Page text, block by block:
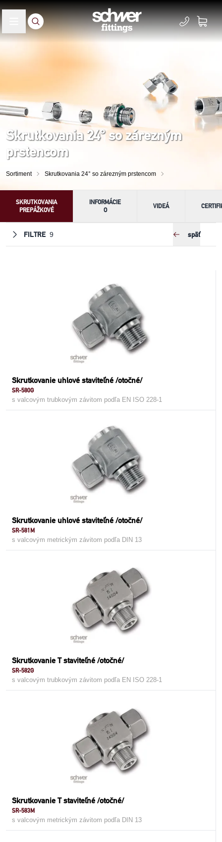
Skrutkovania 24° so zárezným
prstencom
Sortiment Skrutkovania 24° so zárezným prstencom
SKRUTKOVANIA
PREPÁŽKOVÉ
INFORMÁCIE
O
VIDEÁ
FILTRE 9 späť
Skrutkovanie uhlové staviteľné /otočné/
SR-580G
s valcovým trubkovým závitom podľa EN ISO 228-1
Skrutkovanie uhlové staviteľné /otočné/
SR-581M
s valcovým metrickým závitom podľa DIN 13
Skrutkovanie T staviteľné /otočné/
SR-582G
s valcovým trubkovým závitom podľa EN ISO 228-1
Skrutkovanie T staviteľné /otočné/
SR-583M
s valcovým metrickým závitom podľa DIN 13